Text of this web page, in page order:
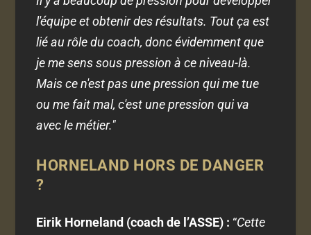
l'équipe et obtenir des résultats. Tout ça est
lié au rôle du coach, donc évidemment que
je me sens sous pression à ce niveau-là.
Mais ce n'est pas une pression qui me tue
ou me fait mal, c'est une pression qui va
avec le métier."
HORNELAND HORS DE DANGER
?
Eirik Horneland (coach de l’ASSE) : “Cette